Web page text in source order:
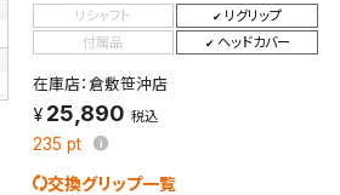
リシャフト
リグリップ
付属品
ヘッドカバー
在庫店：倉敷笹沖店
25,890 税込
235 pt
交換グリップ一覧